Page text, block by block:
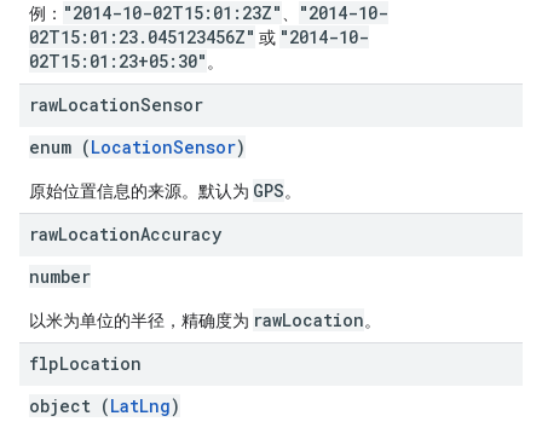
例： "2014-10-02T15:01:23Z"
"2014-10-
02T15:01:23.045123456Z" 或 "2014-10-
02T15:01:23+05:30" 。
rawLocationSensor
enum (LocationSensor)
原始位置信息的来源。默认为 GPS。
rawLocationAccuracy
number
以米为单位的半径，精确度为 rawLocation。
flpLocation
object (LatLng)